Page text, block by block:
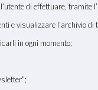
di effettuare, tramite
e visualizzare l’archivio
in ogni momento;